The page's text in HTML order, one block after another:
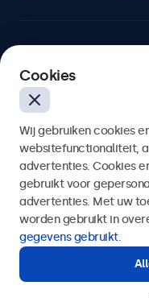
Bloemstraat 28,
4.8/
Nederlands
Cookies
Wij gebruiken cookies
websitefunctionaliteit,
advertenties. Cookies
gebruikt voor
advertenties. Met uw
worden gebruikt in
gegevens gebruikt.